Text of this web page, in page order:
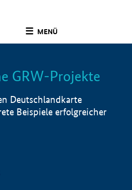
MENÜ
Info
GRW-Projekte
Deutschlandkarte
Beispiele erfolgreicher